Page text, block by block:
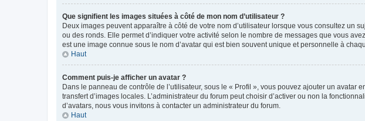
Que signifient les images situées à côté de mon nom d’utilisateur ?
Deux images peuvent apparaître à côté de votre nom d’utilisateur lorsque vous consultez un
ou des ronds. Elle permet d’indiquer votre activité selon le nombre de messages que vous
est une image connue sous le nom d’avatar qui est bien souvent unique et personnelle à
Haut
Comment puis-je afficher un avatar ?
Dans le panneau de contrôle de l’utilisateur, sous le « Profil », vous pouvez ajouter un avatar
transfert d’images locales. L’administrateur du forum peut choisir d’activer ou non la
d’avatars, nous vous invitons à contacter un administrateur du forum.
Haut